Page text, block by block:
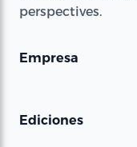
perspectives.
Empresa
Ediciones